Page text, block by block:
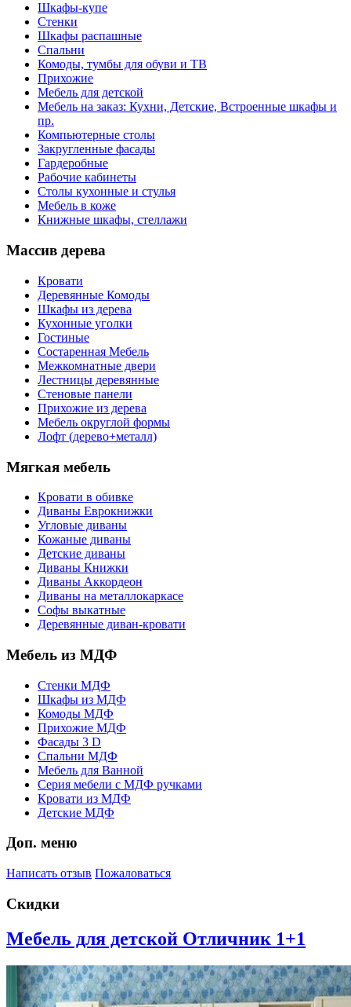
Шкафы-купе
Стенки
Шкафы распашные
Спальни
Комоды, тумбы для обуви и ТВ
Прихожие
Мебель для детской
Мебель на заказ: Кухни, Детские, Встроенные шкафы и
пр.
Компьютерные столы
Закругленные фасады
Гардеробные
Рабочие кабинеты
Столы кухонные и стулья
Мебель в коже
Книжные шкафы, стеллажи
Массив дерева
Кровати
Деревянные Комоды
Шкафы из дерева
Кухонные уголки
Гостиные
Состаренная Мебель
Межкомнатные двери
Лестницы деревянные
Стеновые панели
Прихожие из дерева
Мебель округлой формы
Лофт (дерево+металл)
Мягкая мебель
Кровати в обивке
Диваны Еврокнижки
Угловые диваны
Кожаные диваны
Детские диваны
Диваны Книжки
Диваны Аккордеон
Диваны на металлокаркасе
Софы выкатные
Деревянные диван-кровати
Мебель из МДФ
Стенки МДФ
Шкафы из МДФ
Комоды МДФ
Прихожие МДФ
Фасады 3 D
Спальни МДФ
Мебель для Ванной
Серия мебели с МДФ ручками
Кровати из МДФ
Детские МДФ
Доп. меню
Написать отзыв Пожаловаться
Скидки
Мебель для детской Отличник 1+1